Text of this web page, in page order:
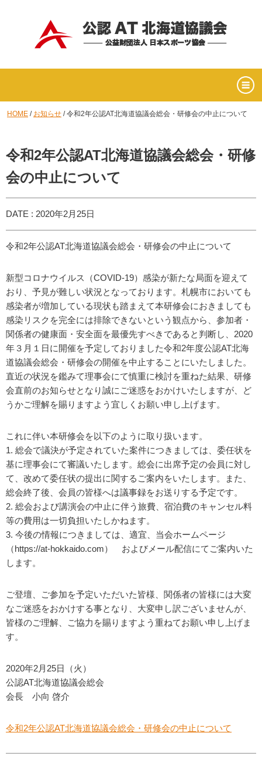
HOME / お知らせ /令和2年公認AT北海道協議会総会・研修会の中止について
令和2年公認AT北海道協議会総会・研修
会の中止について
DATE : 2020年2月25日
令和2年公認AT北海道協議会総会・研修会の中止について
新型コロナウイルス（COVID-19）感染が新たな局面を迎えて
おり、予見が難しい状況となっております。札幌市においても
感染者が増加している現状も踏まえて本研修会におきましても
感染リスクを完全には排除できないという観点から、参加者・
関係者の健康面・安全面を最優先すべきであると判断し、2020
年３月１日に開催を予定しておりました令和2年度公認AT北海
道協議会総会・研修会の開催を中止することにいたしました。
直近の状況を鑑みて理事会にて慎重に検討を重ねた結果、研修
会直前のお知らせとなり誠にご迷惑をおかけいたしますが、ど
うかご理解を賜りますよう宜しくお願い申し上げます。
これに伴い本研修会を以下のように取り扱います。
1. 総会で議決が予定されていた案件につきましては、委任状を
基に理事会にて審議いたします。総会に出席予定の会員に対し
て、改めて委任状の提出に関するご案内をいたします。また、
総会終了後、会員の皆様へは議事録をお送りする予定です。
2. 総会および講演会の中止に伴う旅費、宿泊費のキャンセル料
等の費用は一切負担いたしかねます。
3. 今後の情報につきましては、適宜、当会ホームページ
（https://at-hokkaido.com） およびメール配信にてご案内いた
します。
ご登壇、ご参加を予定いただいた皆様、関係者の皆様には大変
なご迷惑をおかけする事となり、大変申し訳ございませんが、
皆様のご理解、ご協力を賜りますよう重ねてお願い申し上げま
す。
2020年2月25日（火）
公認AT北海道協議会総会
会長 小向 啓介
令和2年公認AT北海道協議会総会・研修会の中止について